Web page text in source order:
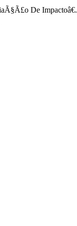
De Impactoâ€.